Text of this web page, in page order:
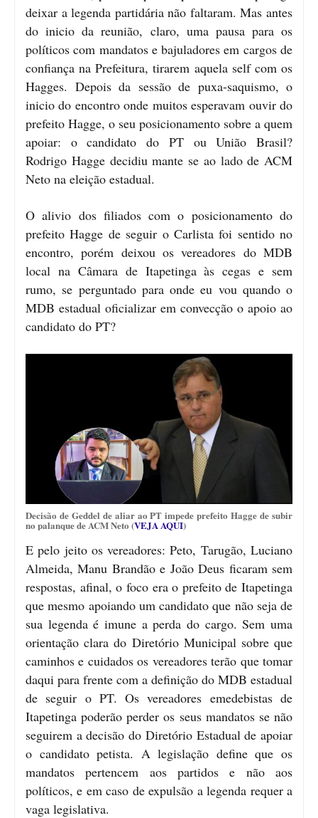
deixar a legenda partidária não faltaram. Mas antes
do inicio da reunião, claro, uma pausa para os
políticos com mandatos e bajuladores em cargos de
confiança na Prefeitura, tirarem aquela self com os
Hagges. Depois da sessão de puxa-saquismo, o
inicio do encontro onde muitos esperavam ouvir do
prefeito Hagge, o seu posicionamento sobre a quem
apoiar: o candidato do PT ou União Brasil?
Rodrigo Hagge decidiu mante se ao lado de ACM
Neto na eleição estadual.
O alivio dos filiados com o posicionamento do
prefeito Hagge de seguir o Carlista foi sentido no
encontro, porém deixou os vereadores do MDB
local na Câmara de Itapetinga às cegas e sem
rumo, se perguntado para onde eu vou quando o
MDB estadual oficializar em convecção o apoio ao
candidato do PT?
Decisão de Geddel de aliar ao PT impede prefeito Hagge de subir
no palanque de ACM Neto (VEJA AQUI)
E pelo jeito os vereadores: Peto, Tarugão, Luciano
Almeida, Manu Brandão e João Deus ficaram sem
respostas, afinal, o foco era o prefeito de Itapetinga
que mesmo apoiando um candidato que não seja de
sua legenda é imune a perda do cargo. Sem uma
orientação clara do Diretório Municipal sobre que
caminhos e cuidados os vereadores terão que tomar
daqui para frente com a definição do MDB estadual
de seguir o PT. Os vereadores emedebistas de
Itapetinga poderão perder os seus mandatos se não
seguirem a decisão do Diretório Estadual de apoiar
o candidato petista. A legislação define que os
mandatos pertencem aos partidos e não aos
políticos, e em caso de expulsão a legenda requer a
vaga legislativa.